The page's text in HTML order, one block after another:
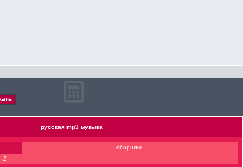
русская mp3 музыка
сборники
Z